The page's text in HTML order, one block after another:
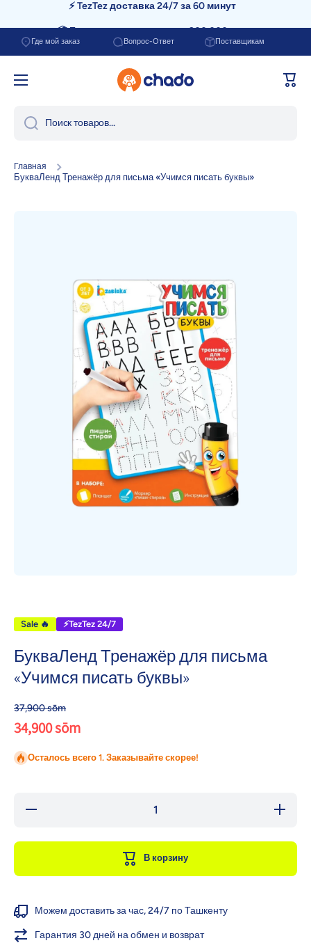
📦 Бесплатная доставка от 200.000 сум
Где мой заказ Вопрос-Ответ Поставщикам
Поиск товаров...
Главная
БукваЛенд Тренажёр для письма «Учимся писать буквы»
Sale 🔥 ⚡TezTez 24/7
БукваЛенд Тренажёр для письма
«Учимся писать буквы»
37,900 sōm
34,900 sōm
Осталось всего 1. Заказывайте скорее!
Уменьшить
письма
В корзину
Можем доставить за час, 24/7 по Ташкенту
Гарантия 30 дней на обмен и возврат